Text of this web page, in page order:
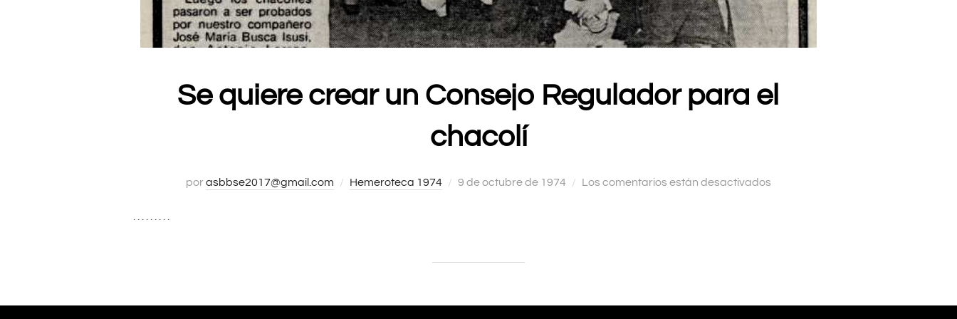
Se quiere crear un Consejo Regulador para el
chacolí
porasbbse2017@gmail.com Hemeroteca 1974
Publicado
9 de octubre de 1974 Los comentarios están desactivados